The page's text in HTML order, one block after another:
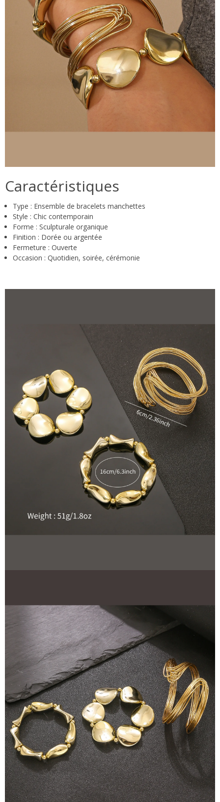
Caractéristiques
Type : Ensemble de bracelets manchettes
Style : Chic contemporain
Forme : Sculpturale organique
Finition : Dorée ou argentée
Fermeture : Ouverte
Occasion : Quotidien, soirée, cérémonie